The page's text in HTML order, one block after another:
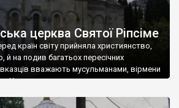
церква Святої Ріпсіме
країн світу прийняла християнство,
й на подив багатьох пересічних
вважають мусульманами, вірмени
Христа